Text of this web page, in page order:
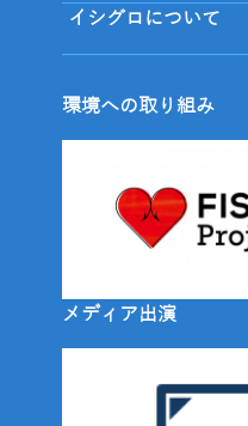
イシグロについて
環境への取り組み
メディア出演